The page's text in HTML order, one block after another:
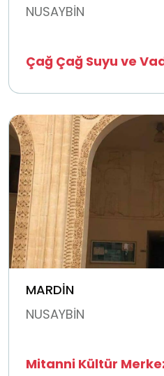
NUSAYBİN
Çağ Çağ Suyu ve
MARDİN
NUSAYBİN
Mitanni Kültür